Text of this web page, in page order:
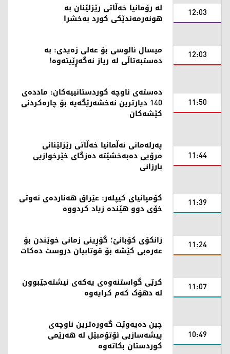
12:03 لە رۆمانیا خەڵاتی رێزلێنان بە
هونەرمەندێکی کورد بەخشرا
12:03 میسال ئالوسی بۆ عەلی زەیدی: بە
دەستبەتاڵی لە ریاز نەگەڕێیتەوە!
11:50
دەستەی ناوچە کوردستانییەکان: ماددەی
140 دیارترین نەخشەرێگەیە بۆ چارەکردنی
کێشەکان
11:44
پەرلەمانی ئەڵمانیا خەڵاتی رێزلێنانی
مرۆیی دەبەخشێتە دەزگای خێرخوازیی
بارزانی
11:39 کۆمپانیای کیپلەر: عێراق هەناردەی نەوتی
خۆی دوو هێندە زیاد کردووە
11:24 زانکۆی کۆبانێ؛ گۆڕینی زمانی خوێندن بۆ
عەرەبی کێشە بۆ قوتابیان دروست دەکات
11:07 کرێی گواستنەوەی یەکەی نیشتەجێبوون
لە دهۆک کەم کرایەوە
10:49
چین دەیەوێت گەورەترین ناوچەی
پیشەسازیی ئۆتۆمبێل لە هەرێمی
کوردستان بکاتەوە